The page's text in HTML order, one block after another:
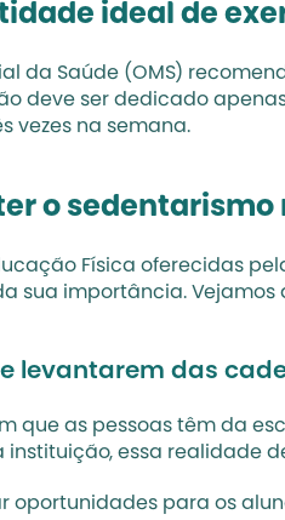
ideal de
da Saúde (OMS)
deve ser dedicado
vezes na semana.
o sedentarismo
Física oferecidas
sua importância. Vejamos
levantarem das
que as pessoas têm da
instituição, essa realidade
oportunidades para os